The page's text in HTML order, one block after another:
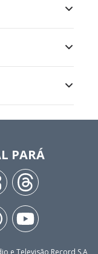
PARÁ
e Televisão Record S.A